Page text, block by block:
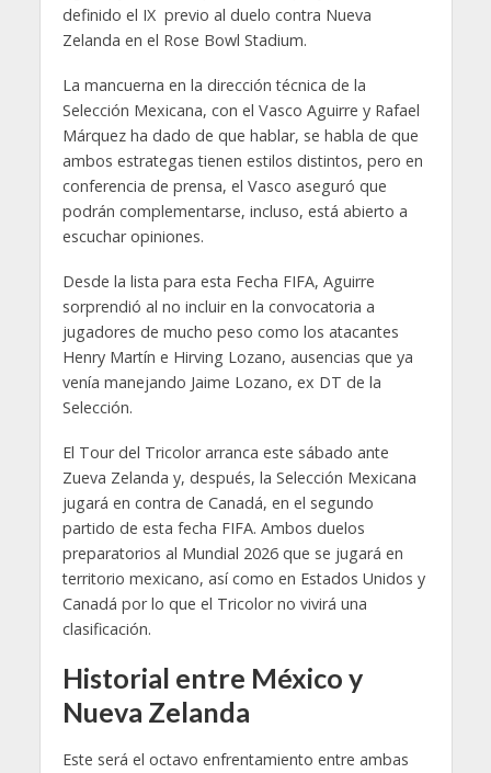
definido el IX previo al duelo contra Nueva
Zelanda en el Rose Bowl Stadium.
La mancuerna en la dirección técnica de la
Selección Mexicana, con el Vasco Aguirre y Rafael
Márquez ha dado de que hablar, se habla de que
ambos estrategas tienen estilos distintos, pero en
conferencia de prensa, el Vasco aseguró que
podrán complementarse, incluso, está abierto a
escuchar opiniones.
Desde la lista para esta Fecha FIFA, Aguirre
sorprendió al no incluir en la convocatoria a
jugadores de mucho peso como los atacantes
Henry Martín e Hirving Lozano, ausencias que ya
venía manejando Jaime Lozano, ex DT de la
Selección.
El Tour del Tricolor arranca este sábado ante
Zueva Zelanda y, después, la Selección Mexicana
jugará en contra de Canadá, en el segundo
partido de esta fecha FIFA. Ambos duelos
preparatorios al Mundial 2026 que se jugará en
territorio mexicano, así como en Estados Unidos y
Canadá por lo que el Tricolor no vivirá una
clasificación.
Historial entre México y
Nueva Zelanda
Este será el octavo enfrentamiento entre ambas